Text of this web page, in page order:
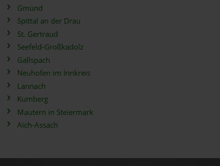
Gmünd
Spittal an der Drau
St. Gertraud
Seefeld-Großkadolz
Gallspach
Neuhofen im Innkreis
Lannach
Kumberg
Mautern in Steiermark
Aich-Assach